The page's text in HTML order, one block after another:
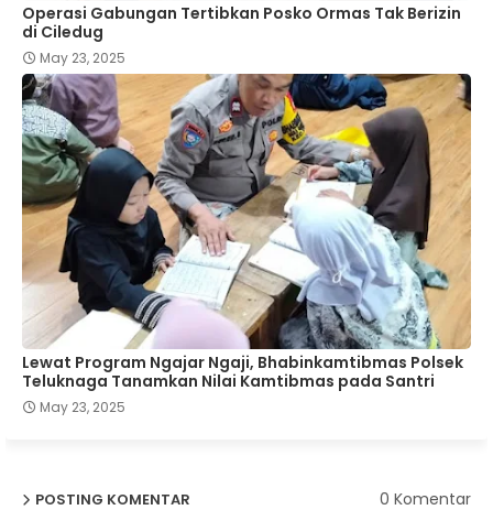
Operasi Gabungan Tertibkan Posko Ormas Tak Berizin
di Ciledug
May 23, 2025
Lewat Program Ngajar Ngaji, Bhabinkamtibmas Polsek
Teluknaga Tanamkan Nilai Kamtibmas pada Santri
May 23, 2025
POSTING KOMENTAR 0 Komentar